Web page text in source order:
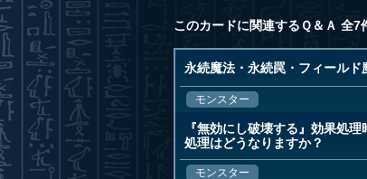
このカードに関連するＱ＆Ａ 全7
永続魔法・永続罠・フィールド
モンスター
『無効にし破壊する』効果処
処理はどうなりますか？
モンスター